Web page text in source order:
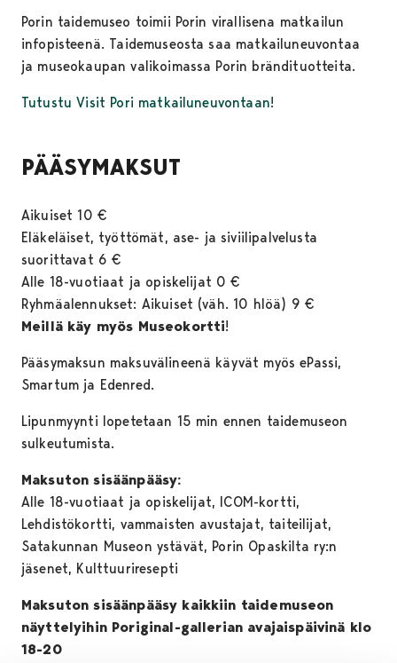
Porin taidemuseo toimii Porin virallisena matkailun
infopisteenä. Taidemuseosta saa matkailuneuvontaa
ja museokaupan valikoimassa Porin brändituotteita.
Tutustu Visit Pori matkailuneuvontaan!
PÄÄSYMAKSUT
Aikuiset 10 €
Eläkeläiset, työttömät, ase- ja siviilipalvelusta
suorittavat 6 €
Alle 18-vuotiaat ja opiskelijat 0 €
Ryhmäalennukset: Aikuiset (väh. 10 hlöä) 9 €
Meillä käy myös Museokortti!
Pääsymaksun maksuvälineenä käyvät myös ePassi,
Smartum ja Edenred.
Lipunmyynti lopetetaan 15 min ennen taidemuseon
sulkeutumista.
Maksuton sisäänpääsy:
Alle 18-vuotiaat ja opiskelijat, ICOM-kortti,
Lehdistökortti, vammaisten avustajat, taiteilijat,
Satakunnan Museon ystävät, Porin Opaskilta ry:n
jäsenet, Kulttuuriresepti
Maksuton sisäänpääsy kaikkiin taidemuseon
näyttelyihin Poriginal-gallerian avajaispäivinä klo
18-20